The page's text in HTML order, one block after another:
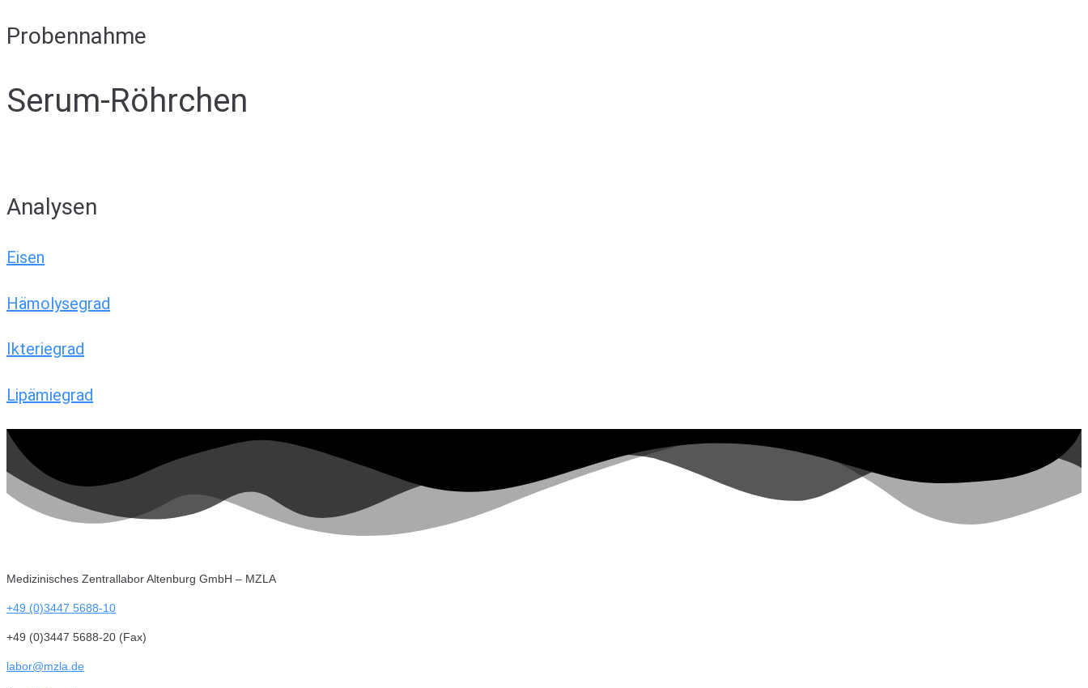
Probennahme
Serum-Röhrchen
Analysen
Eisen
Hämolysegrad
Ikteriegrad
Lipämiegrad
Medizinisches Zentrallabor Altenburg GmbH – MZLA
+49 (0)3447 5688-10
+49 (0)3447 5688-20 (Fax)
labor@mzla.de